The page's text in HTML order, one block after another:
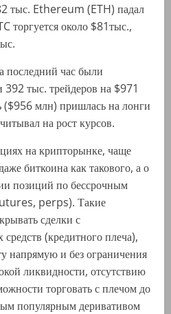
тыс. Ethereum (ETH) падал
торгуется около $81тыс.,
час были
тыс. трейдеров на $971
млн) пришлась на лонги
на рост курсов.
на крипторынке, чаще
биткоина как такового, а о
позиций по бессрочным
perps). Такие
сделки с
(кредитного плеча),
напрямую и без ограничения
ликвидности, отсутствию
торговать с плечом до
популярным деривативом